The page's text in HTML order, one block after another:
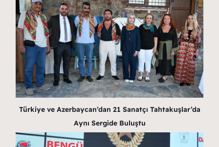
Türkiye ve Azerbaycan’dan 21 Sanatçı Tahtakuşlar’da
Aynı Sergide Buluştu